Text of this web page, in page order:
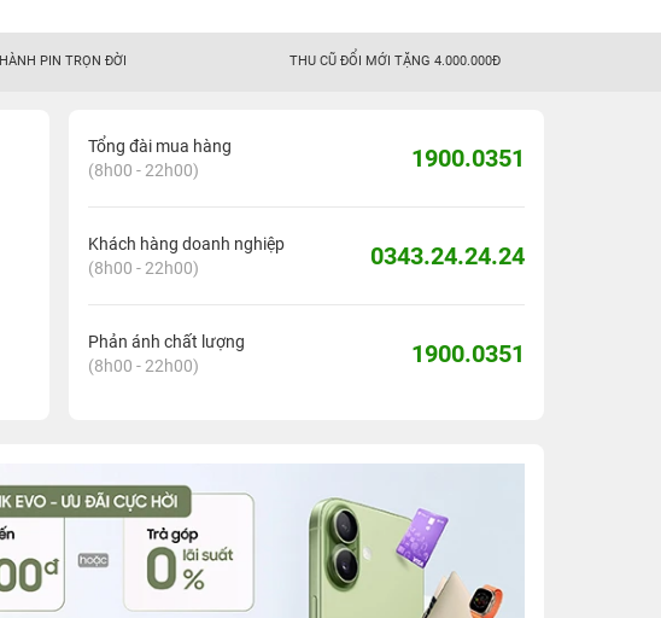
PIN TRỌN ĐỜI THU CŨ ĐỔI MỚI TẶNG 4.000.000Đ
Tổng đài mua hàng
(8h00 - 22h00)
1900.0351
Khách hàng doanh nghiệp
(8h00 - 22h00)
0343.24.24.24
Phản ánh chất lượng
(8h00 - 22h00)
1900.0351